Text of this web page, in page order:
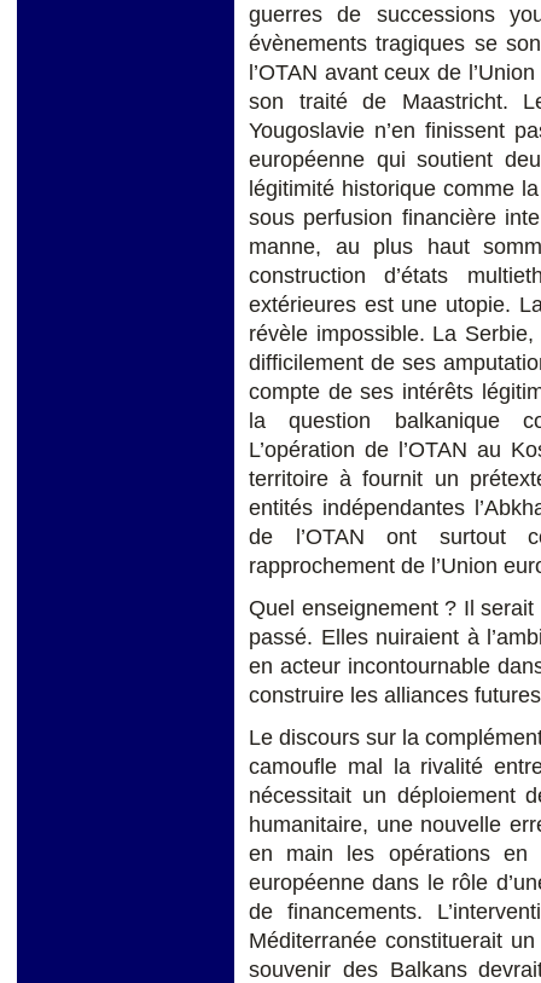
guerres de successions
évènements tragiques se
l’OTAN avant ceux de
son traité de Maastricht.
Yougoslavie n’en finissent
européenne qui soutient
légitimité historique comme
sous perfusion financière
manne, au plus haut
construction d’états
extérieures est une utopie.
révèle impossible. La
difficilement de ses
compte de ses intérêts
la question balkanique
L’opération de l’OTAN au
territoire à fournit un
entités indépendantes
de l’OTAN ont surtout
rapprochement de l’Union
Quel enseignement ? Il
passé. Elles nuiraient à
en acteur incontournable
construire les alliances
Le discours sur la
camoufle mal la rivalité
nécessitait un déploiement
humanitaire, une nouvelle
en main les opérations en
européenne dans le rôle
de financements.
Méditerranée constituerait
souvenir des Balkans